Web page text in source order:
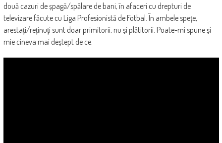
două cazuri de șpagă/spălare de bani, în afaceri cu drepturi de
televizare făcute cu Liga Profesionistă de Fotbal. În ambele spețe,
arestați/reținuți sunt doar primitorii, nu și plătitorii. Poate-mi spune și
mie cineva mai deștept de ce.